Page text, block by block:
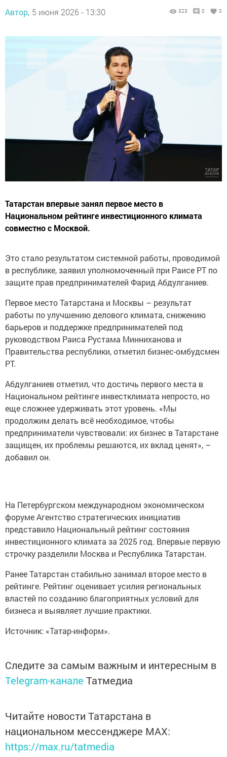
Автор, 5 июня 2026 - 13:30 323 0 0
Татарстан впервые занял первое место в
Национальном рейтинге инвестиционного климата
совместно с Москвой.
Это стало результатом системной работы, проводимой
в республике, заявил уполномоченный при Раисе РТ по
защите прав предпринимателей Фарид Абдулганиев.
Первое место Татарстана и Москвы – результат
работы по улучшению делового климата, снижению
барьеров и поддержке предпринимателей под
руководством Раиса Рустама Минниханова и
Правительства республики, отметил бизнес-омбудсмен
РТ.
Абдулганиев отметил, что достичь первого места в
Национальном рейтинге инвестклимата непросто, но
еще сложнее удерживать этот уровень. «Мы
продолжим делать всё необходимое, чтобы
предприниматели чувствовали: их бизнес в Татарстане
защищен, их проблемы решаются, их вклад ценят», –
добавил он.
На Петербургском международном экономическом
форуме Агентство стратегических инициатив
представило Национальный рейтинг состояния
инвестиционного климата за 2025 год. Впервые первую
строчку разделили Москва и Республика Татарстан.
Ранее Татарстан стабильно занимал второе место в
рейтинге. Рейтинг оценивает усилия региональных
властей по созданию благоприятных условий для
бизнеса и выявляет лучшие практики.
Источник: «Татар-информ».
Следите за самым важным и интересным в
Telegram-канале Татмедиа
Читайте новости Татарстана в
национальном мессенджере MАХ:
https://max.ru/tatmedia